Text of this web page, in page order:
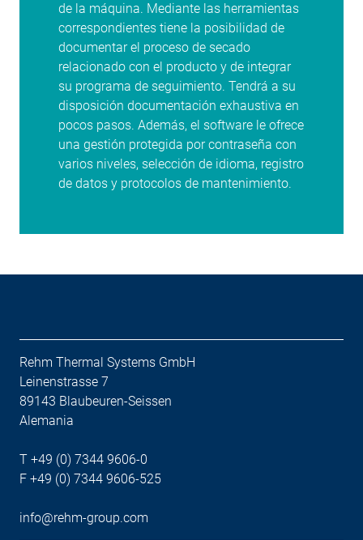
de la máquina. Mediante las herramientas
correspondientes tiene la posibilidad de
documentar el proceso de secado
relacionado con el producto y de integrar
su programa de seguimiento. Tendrá a su
disposición documentación exhaustiva en
pocos pasos. Además, el software le ofrece
una gestión protegida por contraseña con
varios niveles, selección de idioma, registro
de datos y protocolos de mantenimiento.
Rehm Thermal Systems GmbH
Leinenstrasse 7
89143 Blaubeuren-Seissen
Alemania
T +49 (0) 7344 9606-0
F +49 (0) 7344 9606-525
info@rehm-group.com